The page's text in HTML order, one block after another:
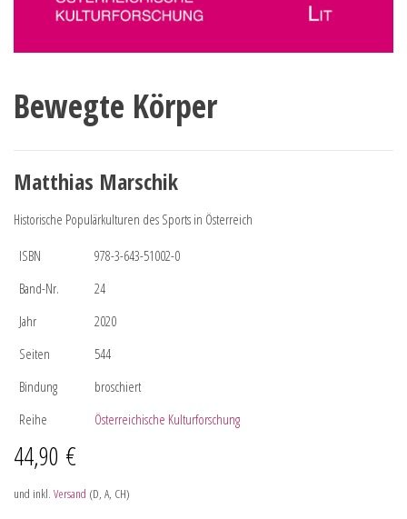
Bewegte Körper
Matthias Marschik
Historische Populärkulturen des Sports in Österreich
ISBN
978-3-643-51002-0
Band-Nr.
24
Jahr
2020
Seiten
544
Bindung
broschiert
Reihe
Österreichische Kulturforschung
44,90 €
und inkl. Versand (D, A, CH)